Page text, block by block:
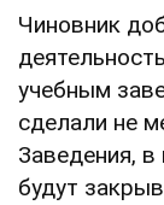
Чиновник
учебным
сделали не
Заведения,
будут